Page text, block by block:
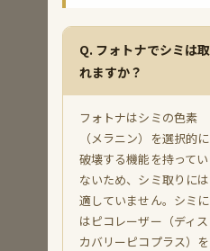
Q. フォトナでシミは取
れますか？
フォトナはシミの色素
（メラニン）を選択的に
破壊する機能を持ってい
ないため、シミ取りには
適していません。シミに
はピコレーザー（ディス
カバリーピコプラス）を